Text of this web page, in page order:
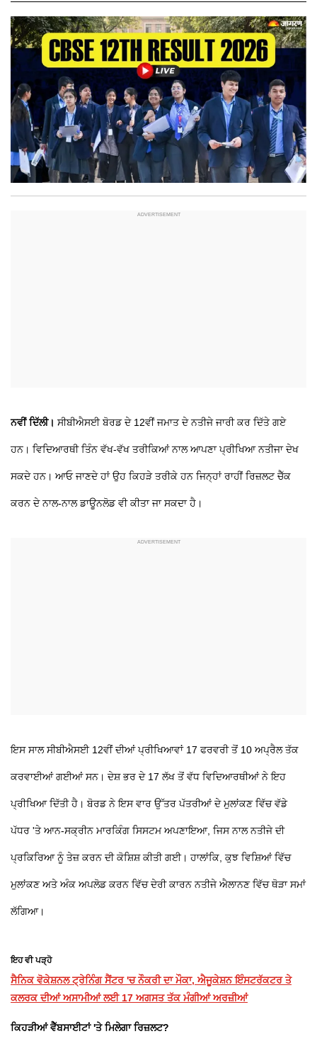
ਨਵੀਂ ਦਿੱਲੀ। ਸੀਬੀਐਸਈ ਬੋਰਡ ਦੇ 12ਵੀਂ ਜਮਾਤ ਦੇ ਨਤੀਜੇ ਜਾਰੀ ਕਰ ਦਿੱਤੇ ਗਏ
ਹਨ। ਵਿਦਿਆਰਥੀ ਤਿੰਨ ਵੱਖ-ਵੱਖ ਤਰੀਕਿਆਂ ਨਾਲ ਆਪਣਾ ਪ੍ਰੀਖਿਆ ਨਤੀਜਾ ਦੇਖ
ਸਕਦੇ ਹਨ। ਆਓ ਜਾਣਦੇ ਹਾਂ ਉਹ ਕਿਹੜੇ ਤਰੀਕੇ ਹਨ ਜਿਨ੍ਹਾਂ ਰਾਹੀਂ ਰਿਜ਼ਲਟ ਚੈੱਕ
ਕਰਨ ਦੇ ਨਾਲ-ਨਾਲ ਡਾਊਨਲੋਡ ਵੀ ਕੀਤਾ ਜਾ ਸਕਦਾ ਹੈ।
ਇਸ ਸਾਲ ਸੀਬੀਐਸਈ 12ਵੀਂ ਦੀਆਂ ਪ੍ਰੀਖਿਆਵਾਂ 17 ਫਰਵਰੀ ਤੋਂ 10 ਅਪ੍ਰੈਲ ਤੱਕ
ਕਰਵਾਈਆਂ ਗਈਆਂ ਸਨ। ਦੇਸ਼ ਭਰ ਦੇ 17 ਲੱਖ ਤੋਂ ਵੱਧ ਵਿਦਿਆਰਥੀਆਂ ਨੇ ਇਹ
ਪ੍ਰੀਖਿਆ ਦਿੱਤੀ ਹੈ। ਬੋਰਡ ਨੇ ਇਸ ਵਾਰ ਉੱਤਰ ਪੱਤਰੀਆਂ ਦੇ ਮੁਲਾਂਕਣ ਵਿੱਚ ਵੱਡੇ
ਪੱਧਰ 'ਤੇ ਆਨ-ਸਕ੍ਰੀਨ ਮਾਰਕਿੰਗ ਸਿਸਟਮ ਅਪਣਾਇਆ, ਜਿਸ ਨਾਲ ਨਤੀਜੇ ਦੀ
ਪ੍ਰਕਿਰਿਆ ਨੂੰ ਤੇਜ਼ ਕਰਨ ਦੀ ਕੋਸ਼ਿਸ਼ ਕੀਤੀ ਗਈ। ਹਾਲਾਂਕਿ, ਕੁਝ ਵਿਸ਼ਿਆਂ ਵਿੱਚ
ਮੁਲਾਂਕਣ ਅਤੇ ਅੰਕ ਅਪਲੋਡ ਕਰਨ ਵਿੱਚ ਦੇਰੀ ਕਾਰਨ ਨਤੀਜੇ ਐਲਾਨਣ ਵਿੱਚ ਥੋੜਾ ਸਮਾਂ
ਲੱਗਿਆ।
ਇਹ ਵੀ ਪੜ੍ਹੋ
ਸੈਨਿਕ ਵੋਕੇਸ਼ਨਲ ਟ੍ਰੇਨਿੰਗ ਸੈਂਟਰ 'ਚ ਨੌਕਰੀ ਦਾ ਮੌਕਾ, ਐਜੂਕੇਸ਼ਨ ਇੰਸਟਰੱਕਟਰ ਤੇ
ਕਲਰਕ ਦੀਆਂ ਅਸਾਮੀਆਂ ਲਈ 17 ਅਗਸਤ ਤੱਕ ਮੰਗੀਆਂ ਅਰਜ਼ੀਆਂ
ਕਿਹੜੀਆਂ ਵੈੱਬਸਾਈਟਾਂ 'ਤੇ ਮਿਲੇਗਾ ਰਿਜ਼ਲਟ?